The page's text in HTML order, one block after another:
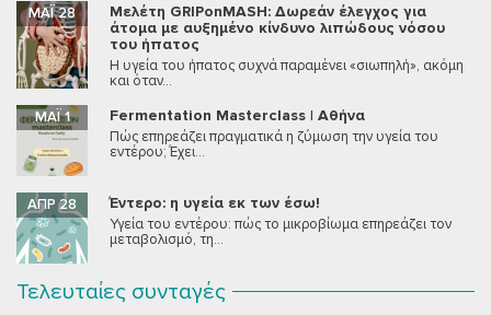
Μελέτη GRIPonMASH: Δωρεάν έλεγχος για
άτομα με αυξημένο κίνδυνο λιπώδους νόσου
του ήπατος
ΜΆΙ 28
Η υγεία του ήπατος συχνά παραμένει «σιωπηλή», ακόμη
και όταν...
Fermentation Masterclass | Αθήνα
ΜΆΙ 1
Πώς επηρεάζει πραγματικά η ζύμωση την υγεία του
εντέρου; Έχει...
Έντερο: η υγεία εκ των έσω!
ΑΠΡ 28
Υγεία του εντέρου: πώς το μικροβίωμα επηρεάζει τον
μεταβολισμό, τη...
Τελευταίες συνταγές